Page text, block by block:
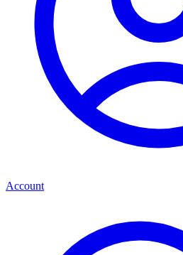
Account